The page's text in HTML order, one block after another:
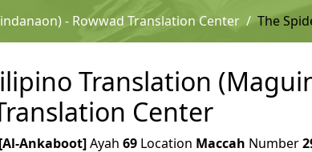
- Rowwad Translation Center The
Translation
Center
Ankaboot]Ayah 69Location Maccah Number